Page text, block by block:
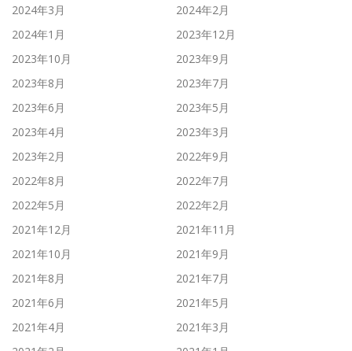
2024年3月
2024年2月
2024年1月
2023年12月
2023年10月
2023年9月
2023年8月
2023年7月
2023年6月
2023年5月
2023年4月
2023年3月
2023年2月
2022年9月
2022年8月
2022年7月
2022年5月
2022年2月
2021年12月
2021年11月
2021年10月
2021年9月
2021年8月
2021年7月
2021年6月
2021年5月
2021年4月
2021年3月